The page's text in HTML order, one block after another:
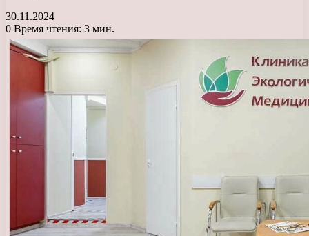
30.11.2024
0 Время чтения: 3 мин.